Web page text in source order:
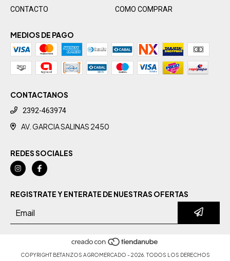
CONTACTO COMO COMPRAR
MEDIOS DE PAGO
CONTACTANOS
2392-463974
AV. GARCIA SALINAS 2450
REDES SOCIALES
REGISTRATE Y ENTERATE DE NUESTRAS OFERTAS
COPYRIGHT BETANZOS AGROMERCADO - 2026. TODOS LOS DERECHOS